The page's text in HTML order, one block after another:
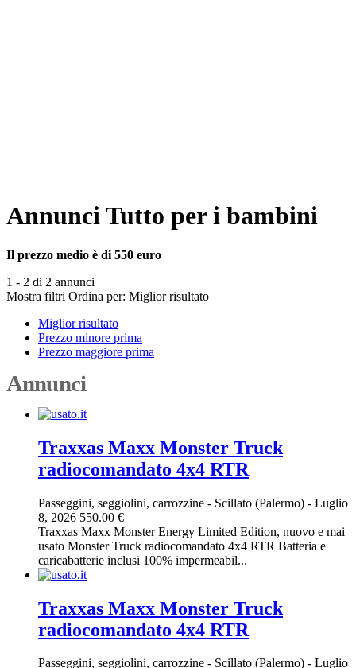
Annunci Tutto per i bambini
Il prezzo medio è di 550 euro
1 - 2 di 2 annunci
Mostra filtri Ordina per: Miglior risultato
Miglior risultato
Prezzo minore prima
Prezzo maggiore prima
Annunci
Traxxas Maxx Monster Truck
radiocomandato 4x4 RTR
Passeggini, seggiolini, carrozzine - Scillato (Palermo) - Luglio
8, 2026 550.00 €
Traxxas Maxx Monster Energy Limited Edition, nuovo e mai
usato Monster Truck radiocomandato 4x4 RTR Batteria e
caricabatterie inclusi 100% impermeabil...
Traxxas Maxx Monster Truck
radiocomandato 4x4 RTR
Passeggini, seggiolini, carrozzine - Scillato (Palermo) - Luglio